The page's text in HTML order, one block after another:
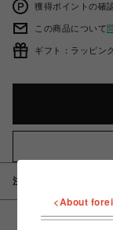
獲得ポイントの確
この商品について
ギフト：ラッピン
注意事項
<About